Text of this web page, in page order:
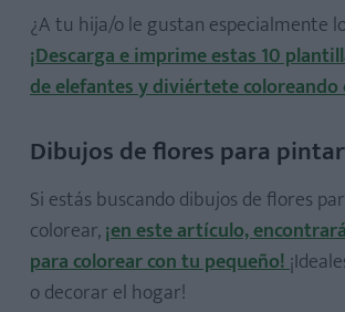
¿A tu hija/o le gustan especialmente
¡Descarga e imprime estas 10
de elefantes y diviértete coloreando
Dibujos de flores para pintar
Si estás buscando dibujos de flores
colorear,¡en este artículo,
para colorear con tu pequeño!
o decorar el hogar!